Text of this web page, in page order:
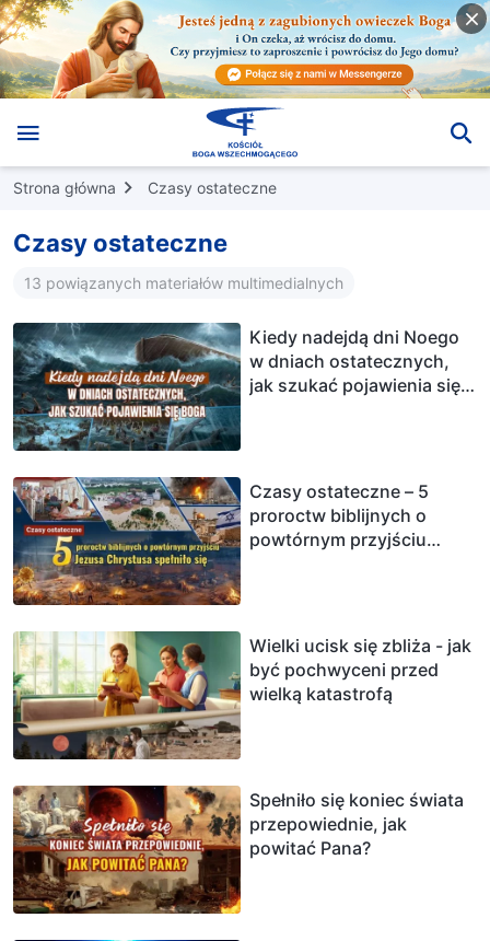
Strona główna Czasy ostateczne
Czasy ostateczne
13 powiązanych materiałów multimedialnych
Kiedy nadejdą dni Noego
w dniach ostatecznych,
jak szukać pojawienia się
Czasy ostateczne – 5
proroctw biblijnych o
powtórnym przyjściu
Wielki ucisk się zbliża - jak
być pochwyceni przed
wielką katastrofą
Spełniło się koniec świata
przepowiednie, jak
powitać Pana?